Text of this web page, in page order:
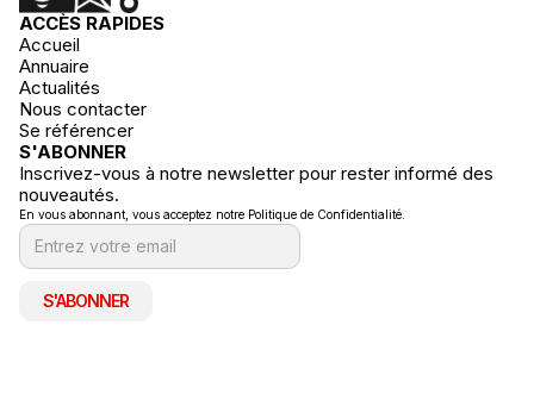
ACCÈS RAPIDES
Accueil
Annuaire
Actualités
Nous contacter
Se référencer
S'ABONNER
Inscrivez-vous à notre newsletter pour rester informé des
nouveautés.
En vous abonnant, vous acceptez notre Politique de Confidentialité.